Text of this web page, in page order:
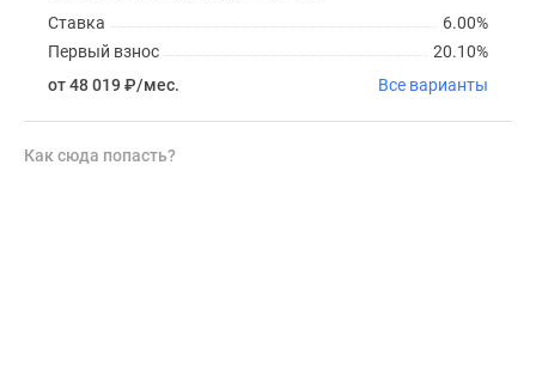
6.00%
Ставка
20.10%
Первый взнос
от 48 019 ₽/мес. Все варианты
Как сюда попасть?